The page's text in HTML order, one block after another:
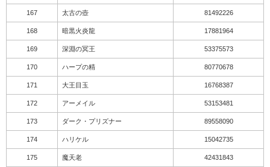
167 太古の壺 81492226
168 暗黒火炎龍 17881964
169 深淵の冥王 53375573
170 ハープの精 80770678
171 大王目玉 16768387
172 アーメイル 53153481
173 ダーク・プリズナー 89558090
174 ハリケル 15042735
175 魔天老 42431843